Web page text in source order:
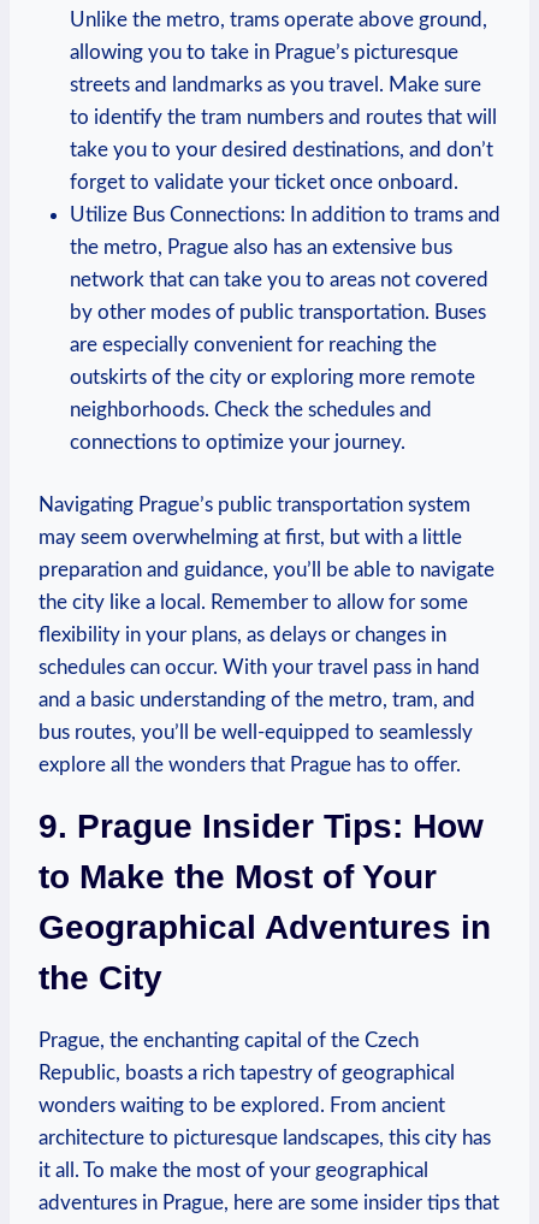
Unlike the ⁤metro, trams operate above ground,‌
allowing you to take in Prague’s picturesque
streets and landmarks as you travel.​ Make sure
to identify the tram numbers ⁤and ⁣routes that will
take ‌you to your ⁣desired destinations, and don’t‌
forget to validate ‍your ticket once onboard.
Utilize Bus Connections: In addition to trams and
the metro, Prague also has an extensive ​bus
network that can take you‍ to areas not covered
by other modes of public‌ transportation. Buses
are ‌especially convenient⁣ for reaching the
outskirts of the ⁤city or exploring more remote
neighborhoods. ⁤Check ⁣the schedules and
connections ‍to optimize your journey.
Navigating Prague’s public transportation system
may seem overwhelming at first, but⁤ with a little⁣
preparation and guidance, ⁤you’ll‌ be⁣ able to navigate
the city like a‍ local. ‍Remember to allow for some
⁣flexibility in your plans, as delays or changes in
schedules can occur. With your travel pass in hand
and a basic understanding of the metro, tram, and
bus routes, you’ll be ‍well-equipped to seamlessly
explore all the wonders that Prague has to ‍offer.
9. Prague Insider Tips: ⁤How
to Make the Most of Your
Geographical ⁤Adventures in
the City
Prague, the enchanting capital of the ‌Czech
Republic, boasts⁤ a rich‌ tapestry ⁣of‌ geographical
wonders waiting to⁣ be ​explored.⁣ From ancient
architecture to⁤ picturesque landscapes, this city ⁢has
it all. ​To make ⁤the most of your‌ geographical⁢
adventures in Prague, here are some insider tips that